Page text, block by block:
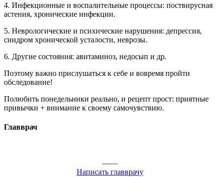
4. Инфекционные и воспалительные процессы: поствирусная
астения, хронические инфекции.
5. Неврологические и психические нарушения: депрессия,
синдром хронической усталости, неврозы.
6. Другие состояния: авитаминоз, недосып и др.
Поэтому важно прислушаться к себе и вовремя пройти
обследование!
Полюбить понедельники реально, и рецепт прост: приятные
привычки + внимание к своему самочувствию.
Главврач
——
Написать главврачу